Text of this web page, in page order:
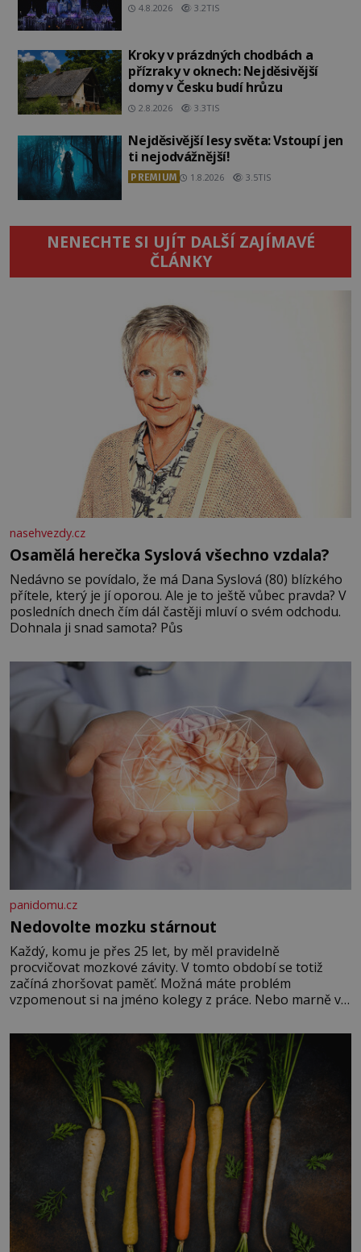
4.8.2026 3.2TIS
Kroky v prázdných chodbách a
přízraky v oknech: Nejděsivější
domy v Česku budí hrůzu
2.8.2026 3.3TIS
Nejděsivější lesy světa: Vstoupí jen
ti nejodvážnější!
PREMIUM 1.8.2026 3.5TIS
NENECHTE SI UJÍT DALŠÍ ZAJÍMAVÉ
ČLÁNKY
nasehvezdy.cz
Osamělá herečka Syslová všechno vzdala?
Nedávno se povídalo, že má Dana Syslová (80) blízkého
přítele, který je jí oporou. Ale je to ještě vůbec pravda? V
posledních dnech čím dál častěji mluví o svém odchodu.
Dohnala ji snad samota? Půs
panidomu.cz
Nedovolte mozku stárnout
Každý, komu je přes 25 let, by měl pravidelně
procvičovat mozkové závity. V tomto období se totiž
začíná zhoršovat paměť. Možná máte problém
vzpomenout si na jméno kolegy z práce. Nebo marně v
Je to opravdu tak, s věkem jako kdyby se paměť
rozhodla stávkovat. Cvičte